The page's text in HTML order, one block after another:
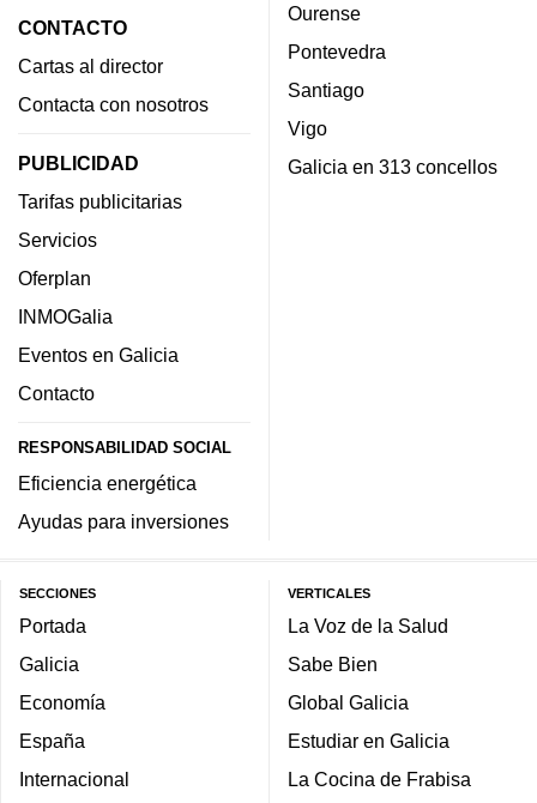
CONTACTO
Cartas al director
Contacta con nosotros
PUBLICIDAD
Tarifas publicitarias
Servicios
Oferplan
INMOGalia
Eventos en Galicia
Contacto
RESPONSABILIDAD SOCIAL
Eficiencia energética
Ayudas para inversiones
Ourense
Pontevedra
Santiago
Vigo
Galicia en 313 concellos
SECCIONES
Portada
Galicia
Economía
España
Internacional
VERTICALES
La Voz de la Salud
Sabe Bien
Global Galicia
Estudiar en Galicia
La Cocina de Frabisa